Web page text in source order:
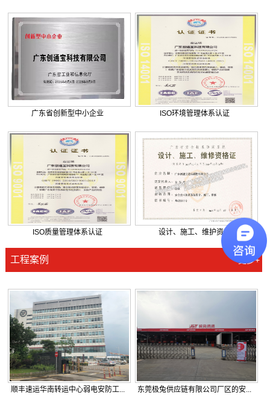
广东省创新型中小企业 ISO环境管理体系认证
ISO质量管理体系认证 设计、施工、维护资质
工程案例 更多+
顺丰速运华南转运中心弱电安防工... 东莞极兔供应链有限公司厂区的安...